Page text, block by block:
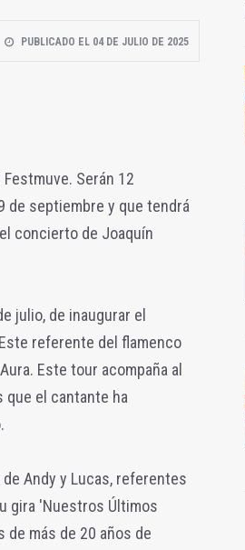
PUBLICADO EL 04 DE JULIO DE 2025
Serán 12
de septiembre y que tendrá
concierto de Joaquín
julio, de inaugurar el
referente del flamenco
Este tour acompaña al
que el cantante ha
Andy y Lucas, referentes
gira 'Nuestros Últimos
más de 20 años de